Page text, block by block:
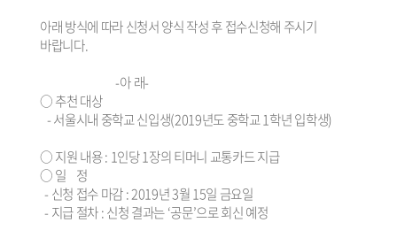
아래 방식에 따라 신청서 양식 작성 후 접수신청해 주시기
바랍니다.
-아 래-
○ 추천 대상
- 서울시내 중학교 신입생(2019년도 중학교 1학년 입학생)
○ 지원 내용 : 1인당 1장의 티머니 교통카드 지급
○ 일 정
- 신청 접수 마감 : 2019년 3월 15일 금요일
- 지급 절차 : 신청 결과는 ‘공문’으로 회신 예정